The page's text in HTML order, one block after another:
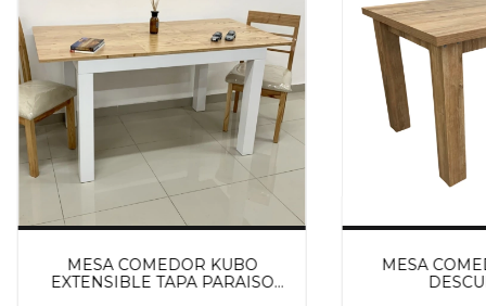
MESA COMEDOR KUBO
EXTENSIBLE TAPA PARAISO
MESA